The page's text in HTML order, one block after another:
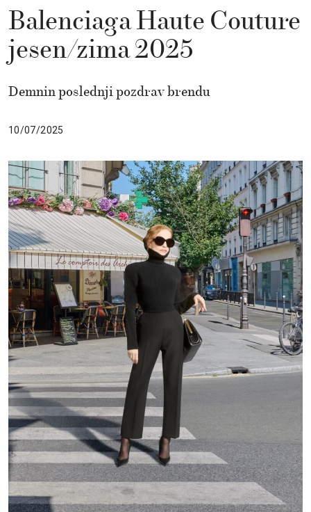
Balenciaga Haute Couture
jesen/zima 2025
Demnin poslednji pozdrav brendu
10/07/2025